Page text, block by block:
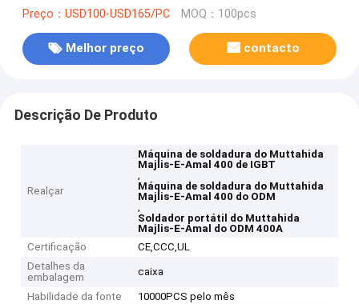
fases
Preço：USD100-USD165/PC MOQ：100pcs
Melhor preço contacto
Descrição De Produto
Realçar
Máquina de soldadura do Muttahida
Majlis-E-Amal 400 de IGBT
,
Máquina de soldadura do Muttahida
Majlis-E-Amal 400 do ODM
,
Soldador portátil do Muttahida
Majlis-E-Amal do ODM 400A
Certificação
CE,CCC,UL
Detalhes da
embalagem
caixa
Habilidade da fonte
10000PCS pelo mês